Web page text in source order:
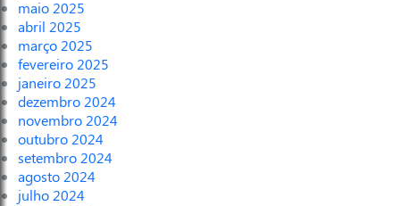
maio 2025
abril 2025
março 2025
fevereiro 2025
janeiro 2025
dezembro 2024
novembro 2024
outubro 2024
setembro 2024
agosto 2024
julho 2024